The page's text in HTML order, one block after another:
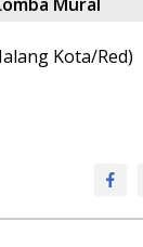
Kota/Red)